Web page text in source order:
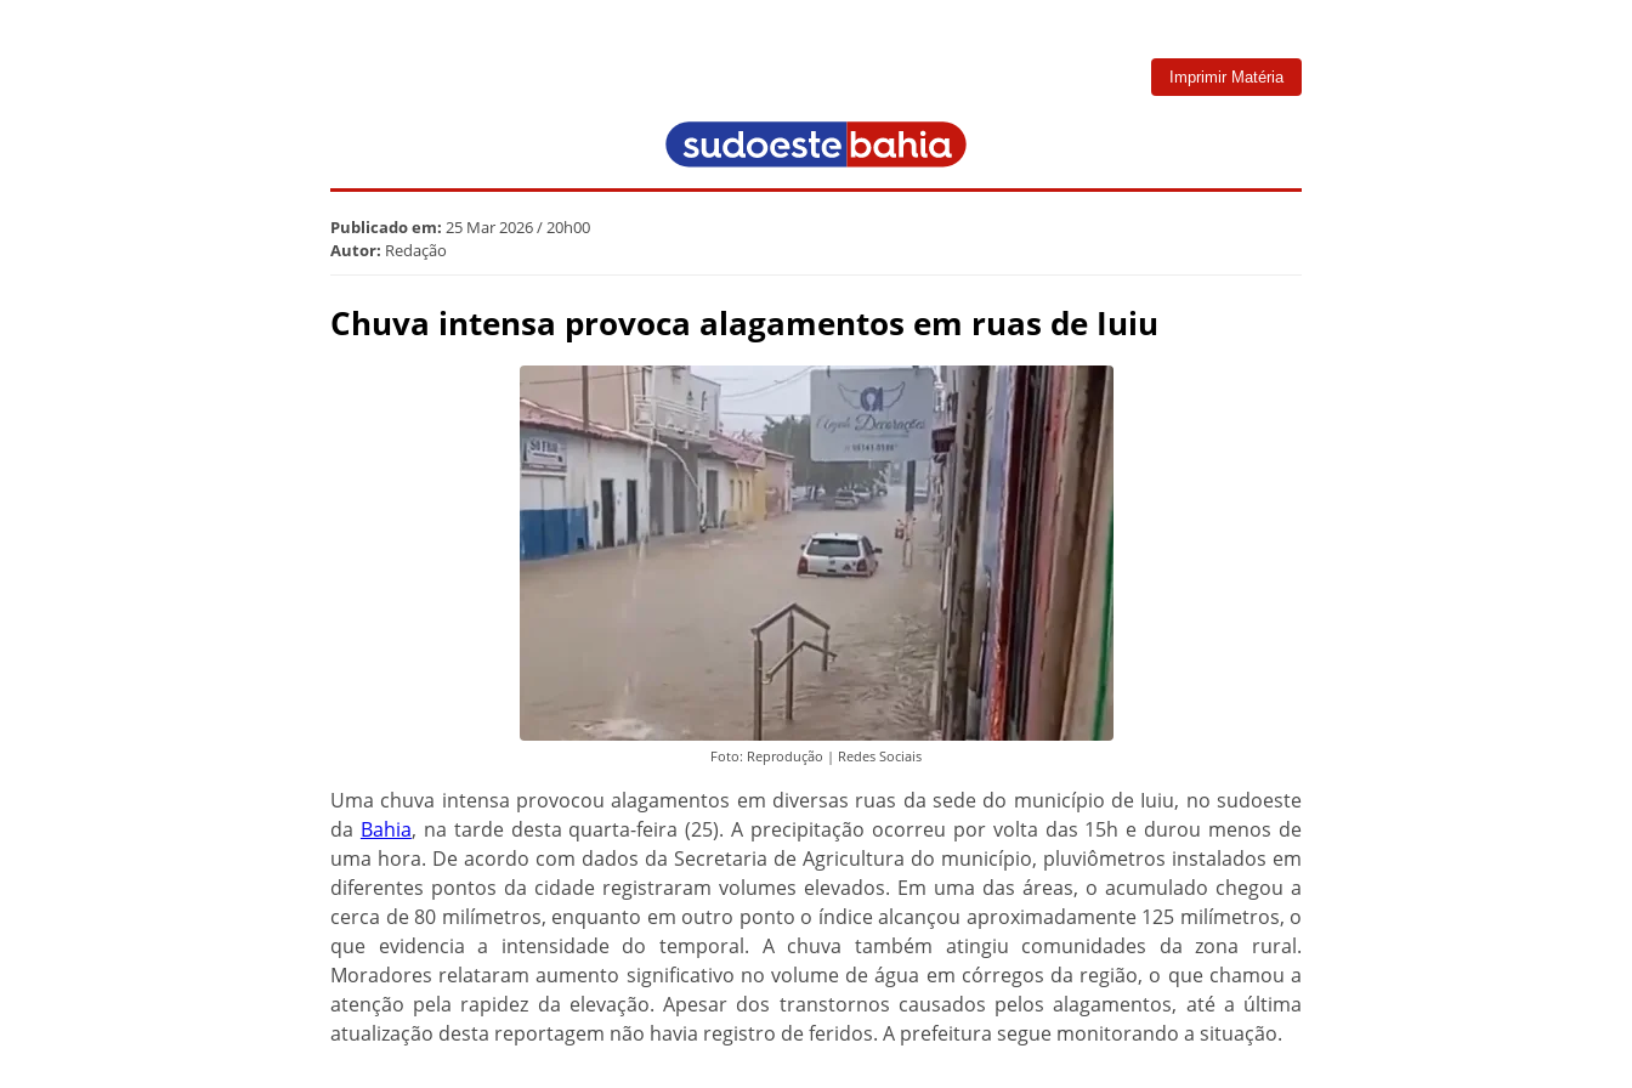
Imprimir Matéria
Publicado em: 25 Mar 2026 / 20h00
Autor: Redação
Chuva intensa provoca alagamentos em ruas de Iuiu
Foto: Reprodução | Redes Sociais
Uma chuva intensa provocou alagamentos em diversas ruas da sede do município de Iuiu, no sudoeste
da Bahia, na tarde desta quarta-feira (25). A precipitação ocorreu por volta das 15h e durou menos de
uma hora. De acordo com dados da Secretaria de Agricultura do município, pluviômetros instalados em
diferentes pontos da cidade registraram volumes elevados. Em uma das áreas, o acumulado chegou a
cerca de 80 milímetros, enquanto em outro ponto o índice alcançou aproximadamente 125 milímetros, o
que evidencia a intensidade do temporal. A chuva também atingiu comunidades da zona rural.
Moradores relataram aumento significativo no volume de água em córregos da região, o que chamou a
atenção pela rapidez da elevação. Apesar dos transtornos causados pelos alagamentos, até a última
atualização desta reportagem não havia registro de feridos. A prefeitura segue monitorando a situação.